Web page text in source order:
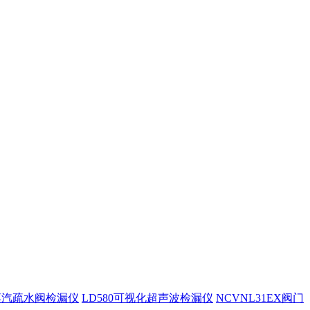
疏水阀检漏仪 LD580可视化超声波检漏仪 NCVNL31EX阀门